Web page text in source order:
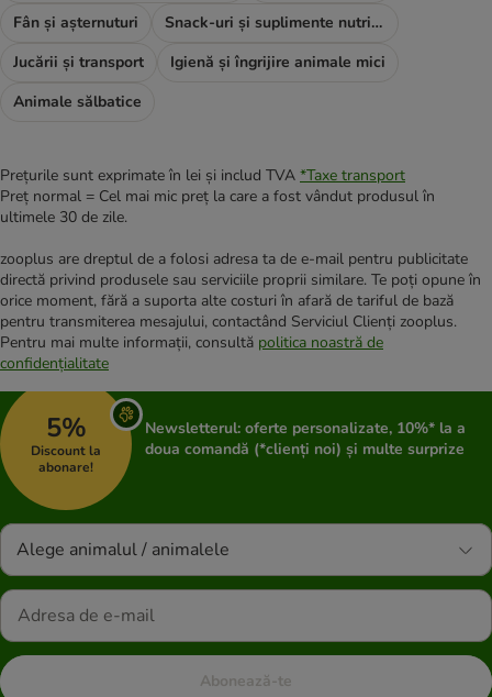
Fân și așternuturi
Snack-uri și suplimente nutritive
Jucării și transport
Igienă și îngrijire animale mici
Animale sălbatice
Prețurile sunt exprimate în lei și includ TVA *Taxe transport
Preț normal = Cel mai mic preț la care a fost vândut produsul în
ultimele 30 de zile.
zooplus are dreptul de a folosi adresa ta de e-mail pentru publicitate
directă privind produsele sau serviciile proprii similare. Te poți opune în
orice moment, fără a suporta alte costuri în afară de tariful de bază
pentru transmiterea mesajului, contactând Serviciul Clienți zooplus.
Pentru mai multe informații, consultă politica noastră de
confidențialitate
5%
Discount la
abonare!
Newsletterul: oferte personalizate, 10%* la a
doua comandă (*clienți noi) și multe surprize
Alege animalul / animalele
Abonează-te